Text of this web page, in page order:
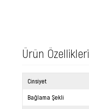
Ürün Özellikleri
Cinsiyet
Bağlama Şekli